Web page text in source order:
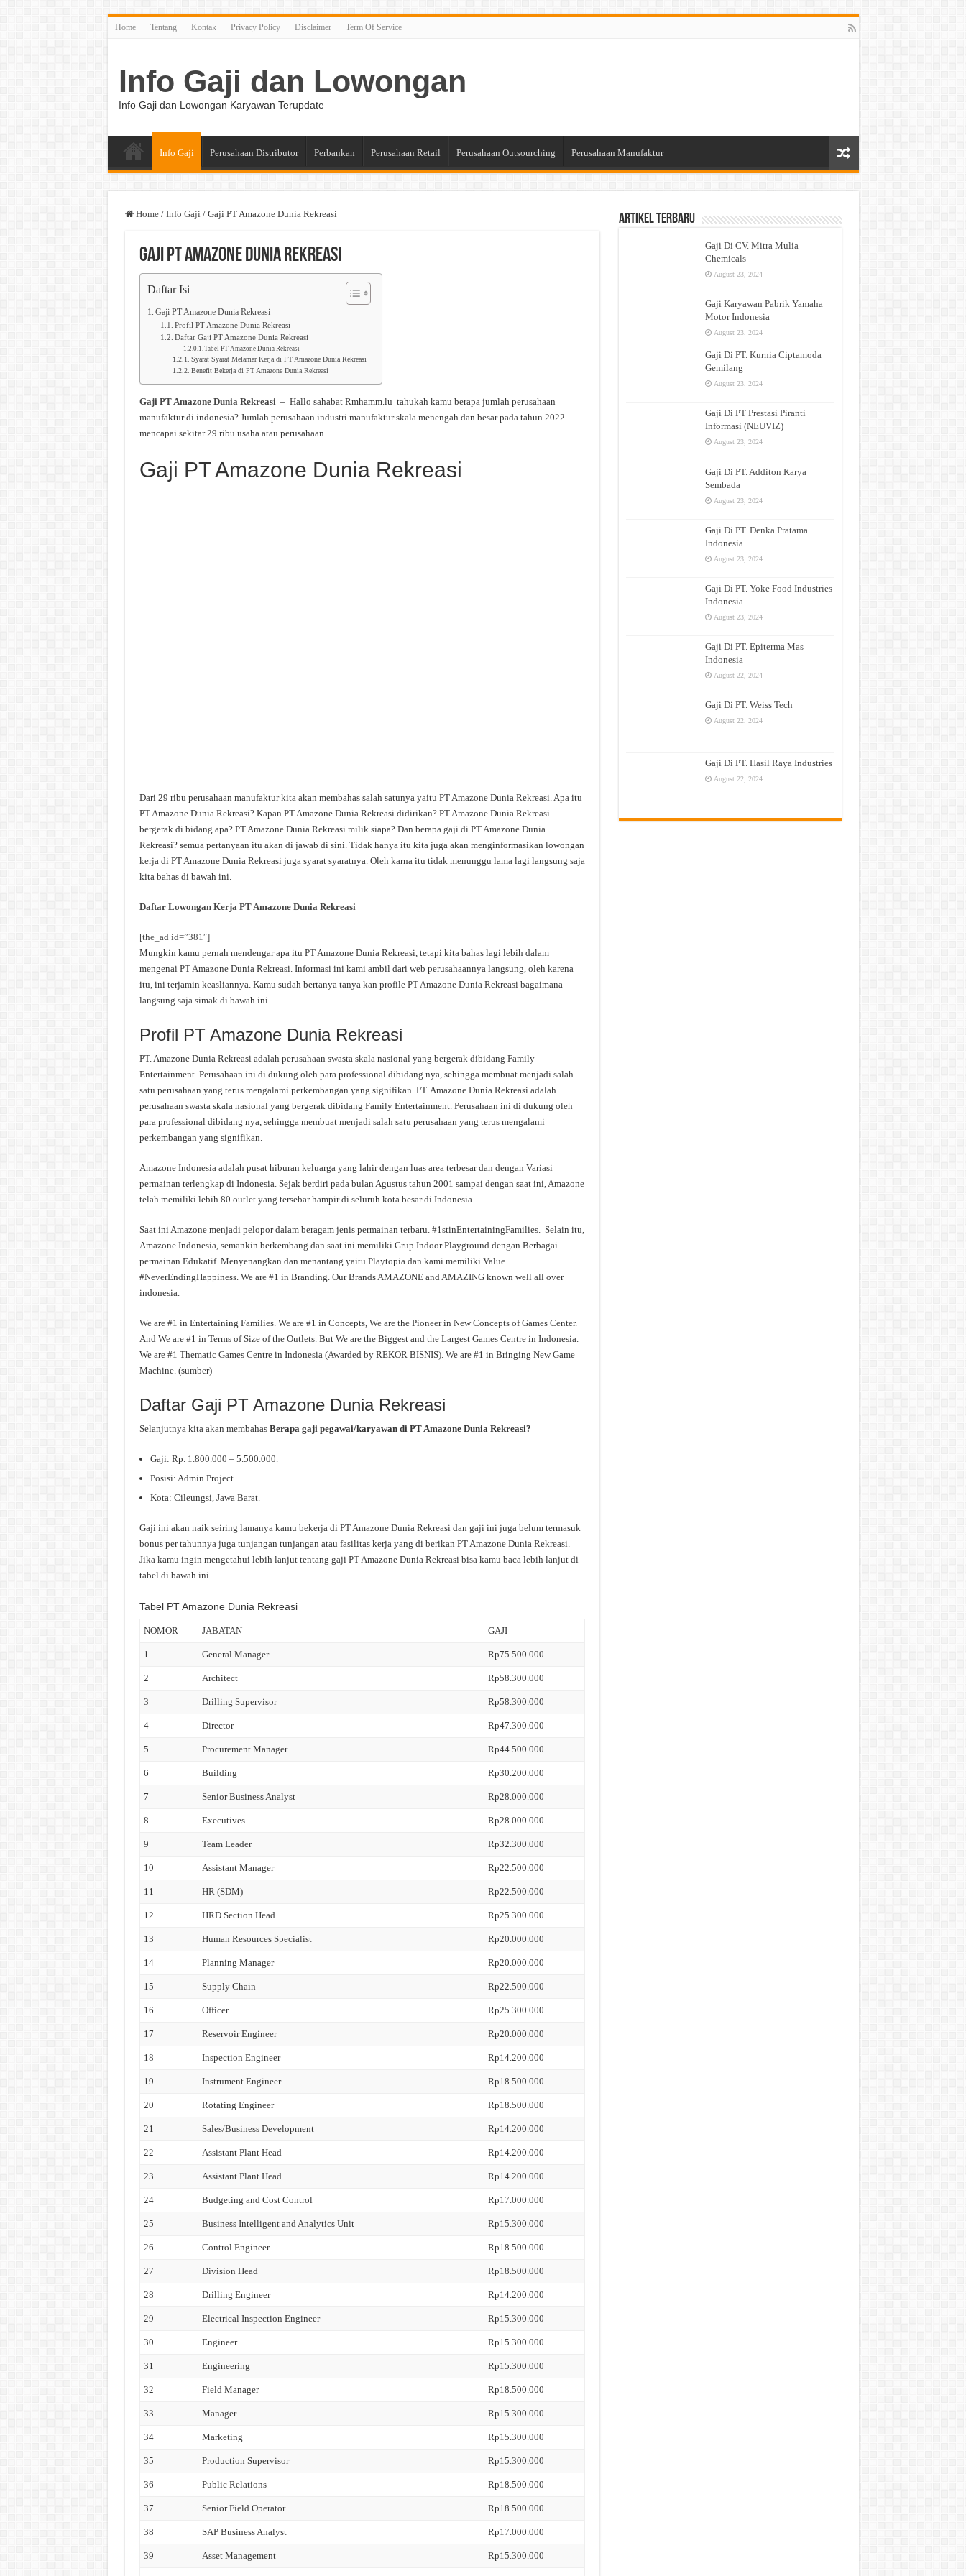
Home Tentang Kontak Privacy Policy Disclaimer Term Of Service
Info Gaji dan Lowongan
Info Gaji dan Lowongan Karyawan Terupdate
Info Gaji Perusahaan Distributor Perbankan Perusahaan Retail Perusahaan Outsourching Perusahaan Manufaktur
Home / Info Gaji / Gaji PT Amazone Dunia Rekreasi
Gaji PT Amazone Dunia Rekreasi
Daftar Isi
Gaji PT Amazone Dunia Rekreasi
Profil PT Amazone Dunia Rekreasi
Daftar Gaji PT Amazone Dunia Rekreasi
Tabel PT Amazone Dunia Rekreasi
Syarat Syarat Melamar Kerja di PT Amazone Dunia Rekreasi
Benefit Bekerja di PT Amazone Dunia Rekreasi
Gaji PT Amazone Dunia Rekreasi– Hallo sahabat Rmhamm.lu tahukah kamu berapa jumlah perusahaan
manufaktur di indonesia? Jumlah perusahaan industri manufaktur skala menengah dan besar pada tahun 2022
mencapai sekitar 29 ribu usaha atau perusahaan.
Gaji PT Amazone Dunia Rekreasi
Dari 29 ribu perusahaan manufaktur kita akan membahas salah satunya yaitu PT Amazone Dunia Rekreasi. Apa itu
PT Amazone Dunia Rekreasi? Kapan PT Amazone Dunia Rekreasi didirikan? PT Amazone Dunia Rekreasi
bergerak di bidang apa? PT Amazone Dunia Rekreasi milik siapa? Dan berapa gaji di PT Amazone Dunia
Rekreasi? semua pertanyaan itu akan di jawab di sini. Tidak hanya itu kita juga akan menginformasikan lowongan
kerja di PT Amazone Dunia Rekreasi juga syarat syaratnya. Oleh karna itu tidak menunggu lama lagi langsung saja
kita bahas di bawah ini.
Daftar Lowongan Kerja PT Amazone Dunia Rekreasi
[the_ad id=”381″]
Mungkin kamu pernah mendengar apa itu PT Amazone Dunia Rekreasi, tetapi kita bahas lagi lebih dalam
mengenai PT Amazone Dunia Rekreasi. Informasi ini kami ambil dari web perusahaannya langsung, oleh karena
itu, ini terjamin keasliannya. Kamu sudah bertanya tanya kan profile PT Amazone Dunia Rekreasi bagaimana
langsung saja simak di bawah ini.
Profil PT Amazone Dunia Rekreasi
PT. Amazone Dunia Rekreasi adalah perusahaan swasta skala nasional yang bergerak dibidang Family
Entertainment. Perusahaan ini di dukung oleh para professional dibidang nya, sehingga membuat menjadi salah
satu perusahaan yang terus mengalami perkembangan yang signifikan. PT. Amazone Dunia Rekreasi adalah
perusahaan swasta skala nasional yang bergerak dibidang Family Entertainment. Perusahaan ini di dukung oleh
para professional dibidang nya, sehingga membuat menjadi salah satu perusahaan yang terus mengalami
perkembangan yang signifikan.
Amazone Indonesia adalah pusat hiburan keluarga yang lahir dengan luas area terbesar dan dengan Variasi
permainan terlengkap di Indonesia. Sejak berdiri pada bulan Agustus tahun 2001 sampai dengan saat ini, Amazone
telah memiliki lebih 80 outlet yang tersebar hampir di seluruh kota besar di Indonesia.
Saat ini Amazone menjadi pelopor dalam beragam jenis permainan terbaru. #1stinEntertainingFamilies. Selain itu,
Amazone Indonesia, semankin berkembang dan saat ini memiliki Grup Indoor Playground dengan Berbagai
permainan Edukatif. Menyenangkan dan menantang yaitu Playtopia dan kami memiliki Value
#NeverEndingHappiness. We are #1 in Branding. Our Brands AMAZONE and AMAZING known well all over
indonesia.
We are #1 in Entertaining Families. We are #1 in Concepts, We are the Pioneer in New Concepts of Games Center.
And We are #1 in Terms of Size of the Outlets. But We are the Biggest and the Largest Games Centre in Indonesia.
We are #1 Thematic Games Centre in Indonesia (Awarded by REKOR BISNIS). We are #1 in Bringing New Game
Machine. (sumber)
Daftar Gaji PT Amazone Dunia Rekreasi
Selanjutnya kita akan membahas Berapa gaji pegawai/karyawan di PT Amazone Dunia Rekreasi?
Gaji: Rp. 1.800.000 – 5.500.000.
Posisi: Admin Project.
Kota: Cileungsi, Jawa Barat.
Gaji ini akan naik seiring lamanya kamu bekerja di PT Amazone Dunia Rekreasi dan gaji ini juga belum termasuk
bonus per tahunnya juga tunjangan tunjangan atau fasilitas kerja yang di berikan PT Amazone Dunia Rekreasi.
Jika kamu ingin mengetahui lebih lanjut tentang gaji PT Amazone Dunia Rekreasi bisa kamu baca lebih lanjut di
tabel di bawah ini.
Tabel PT Amazone Dunia Rekreasi
NOMOR JABATAN GAJI
1 General Manager Rp75.500.000
2 Architect Rp58.300.000
3 Drilling Supervisor Rp58.300.000
4 Director Rp47.300.000
5 Procurement Manager Rp44.500.000
6 Building Rp30.200.000
7 Senior Business Analyst Rp28.000.000
8 Executives Rp28.000.000
9 Team Leader Rp32.300.000
10 Assistant Manager Rp22.500.000
11 HR (SDM) Rp22.500.000
12 HRD Section Head Rp25.300.000
13 Human Resources Specialist Rp20.000.000
14 Planning Manager Rp20.000.000
15 Supply Chain Rp22.500.000
16 Officer Rp25.300.000
17 Reservoir Engineer Rp20.000.000
18 Inspection Engineer Rp14.200.000
19 Instrument Engineer Rp18.500.000
20 Rotating Engineer Rp18.500.000
21 Sales/Business Development Rp14.200.000
22 Assistant Plant Head Rp14.200.000
23 Assistant Plant Head Rp14.200.000
24 Budgeting and Cost Control Rp17.000.000
25 Business Intelligent and Analytics Unit Rp15.300.000
26 Control Engineer Rp18.500.000
27 Division Head Rp18.500.000
28 Drilling Engineer Rp14.200.000
29 Electrical Inspection Engineer Rp15.300.000
30 Engineer Rp15.300.000
31 Engineering Rp15.300.000
32 Field Manager Rp18.500.000
33 Manager Rp15.300.000
34 Marketing Rp15.300.000
35 Production Supervisor Rp15.300.000
36 Public Relations Rp18.500.000
37 Senior Field Operator Rp18.500.000
38 SAP Business Analyst Rp17.000.000
39 Asset Management Rp15.300.000
Artikel Terbaru
Gaji Di CV. Mitra Mulia
Chemicals
August 23, 2024
Gaji Karyawan Pabrik Yamaha
Motor Indonesia
August 23, 2024
Gaji Di PT. Kurnia Ciptamoda
Gemilang
August 23, 2024
Gaji Di PT Prestasi Piranti
Informasi (NEUVIZ)
August 23, 2024
Gaji Di PT. Additon Karya
Sembada
August 23, 2024
Gaji Di PT. Denka Pratama
Indonesia
August 23, 2024
Gaji Di PT. Yoke Food Industries
Indonesia
August 23, 2024
Gaji Di PT. Epiterma Mas
Indonesia
August 22, 2024
Gaji Di PT. Weiss Tech
August 22, 2024
Gaji Di PT. Hasil Raya Industries
August 22, 2024